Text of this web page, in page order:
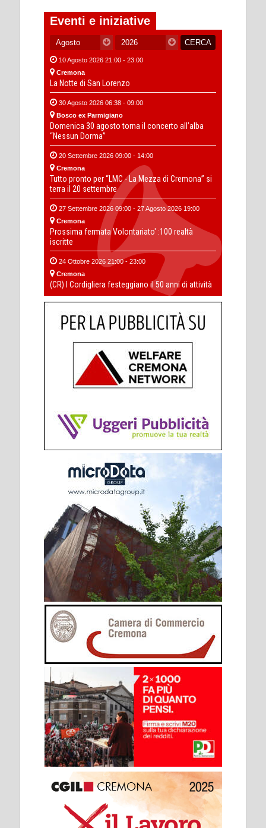
Eventi e iniziative
10 Agosto 2026 21:00 - 23:00
Cremona
La Notte di San Lorenzo
30 Agosto 2026 06:38 - 09:00
Bosco ex Parmigiano
Domenica 30 agosto torna il concerto all’alba
“Nessun Dorma”
20 Settembre 2026 09:00 - 14:00
Cremona
Tutto pronto per “LMC - La Mezza di Cremona” si
terra il 20 settembre
27 Settembre 2026 09:00 - 27 Agosto 2026 19:00
Cremona
Prossima fermata Volontariato' :100 realtà
iscritte
24 Ottobre 2026 21:00 - 23:00
Cremona
(CR) I Cordigliera festeggiano il 50 anni di attività